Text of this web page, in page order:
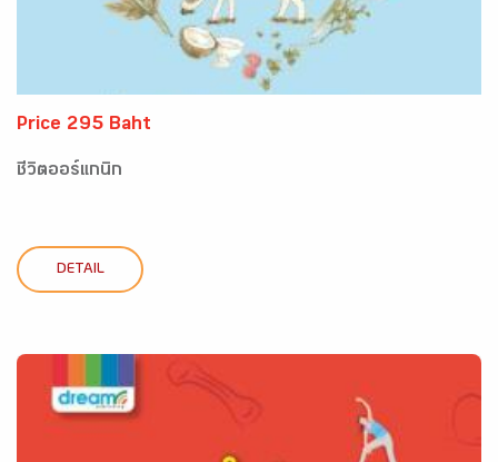
Price 295 Baht
ชีวิตออร์แกนิก
DETAIL